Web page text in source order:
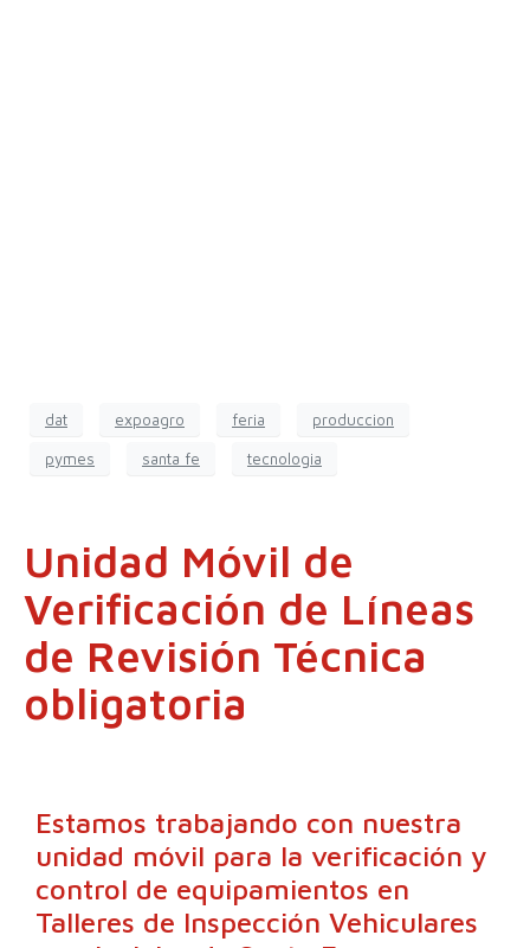
dat expoagro feria produccion
pymes santa fe tecnologia
Unidad Móvil de
Verificación de Líneas
de Revisión Técnica
obligatoria
Estamos trabajando con nuestra
unidad móvil para la verificación y
control de equipamientos en
Talleres de Inspección Vehiculares